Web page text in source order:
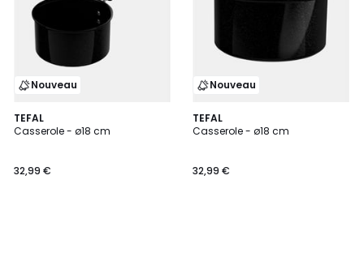
Nouveau
TEFAL
Casserole - ø18 cm
32,99 €
Nouveau
TEFAL
Casserole - ø18 cm
32,99 €